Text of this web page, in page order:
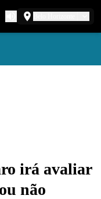
irá avaliar
não